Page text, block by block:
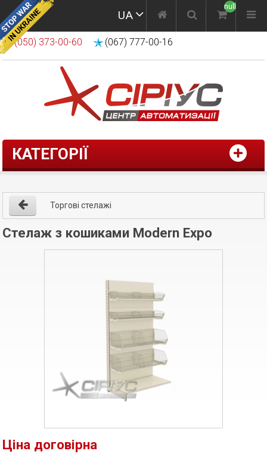
UA
null
(050) 373-00-60 (067) 777-00-16
КАТЕГОРІЇ
Торгові стелажі
Стелаж з кошиками Modern Expo
Ціна договірна